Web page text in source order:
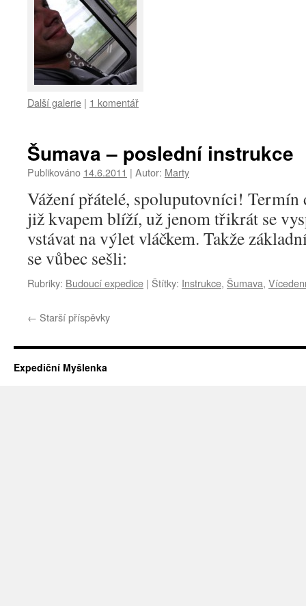
Další galerie | 1 komentář
Šumava – poslední instrukce
Publikováno 14.6.2011 | Autor: Marty
Vážení přátelé, spoluputovníci! Termín
již kvapem blíží, už jenom třikrát se
vstávat na výlet vláčkem. Takže
se vůbec sešli:
Rubriky: Budoucí expedice | Štítky: Instrukce, Šumava,
← Starší příspěvky
Expediční Myšlenka